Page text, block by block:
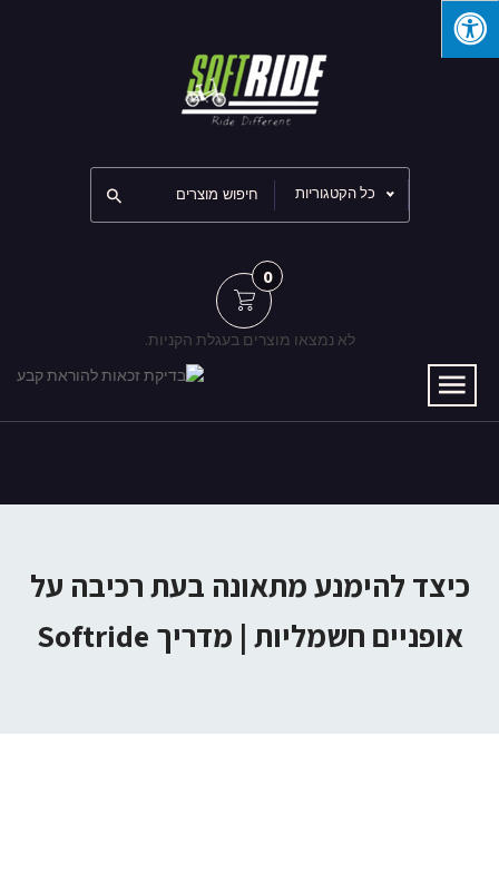
כל הקטגוריות
0
לא נמצאו מוצרים בעגלת הקניות.
כיצד להימנע מתאונה בעת רכיבה על
אופניים חשמליות | מדריך Softride